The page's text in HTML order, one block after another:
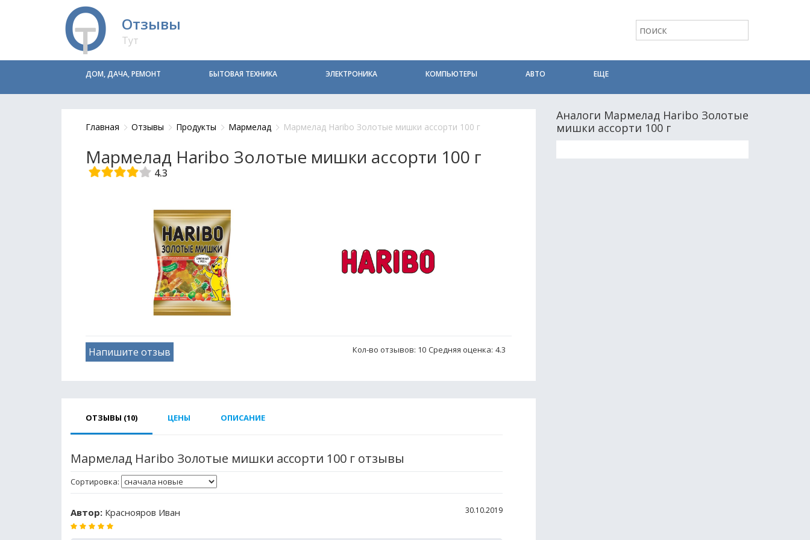
Отзывы
Тут
ДОМ, ДАЧА, РЕМОНТ БЫТОВАЯ ТЕХНИКА ЭЛЕКТРОНИКА КОМПЬЮТЕРЫ АВТО ЕЩЕ
Главная Отзывы Продукты Мармелад Мармелад Haribo Золотые мишки ассорти 100 г
Мармелад Haribo Золотые мишки ассорти 100 г
4.3
Кол-во отзывов: 10 Средняя оценка: 4.3
Напишите отзыв
ОТЗЫВЫ (10) ЦЕНЫ ОПИСАНИЕ
Мармелад Haribo Золотые мишки ассорти 100 г отзывы
Сортировка:
Автор: Краснояров Иван 30.10.2019
Аналоги Мармелад Haribo Золотые
мишки ассорти 100 г